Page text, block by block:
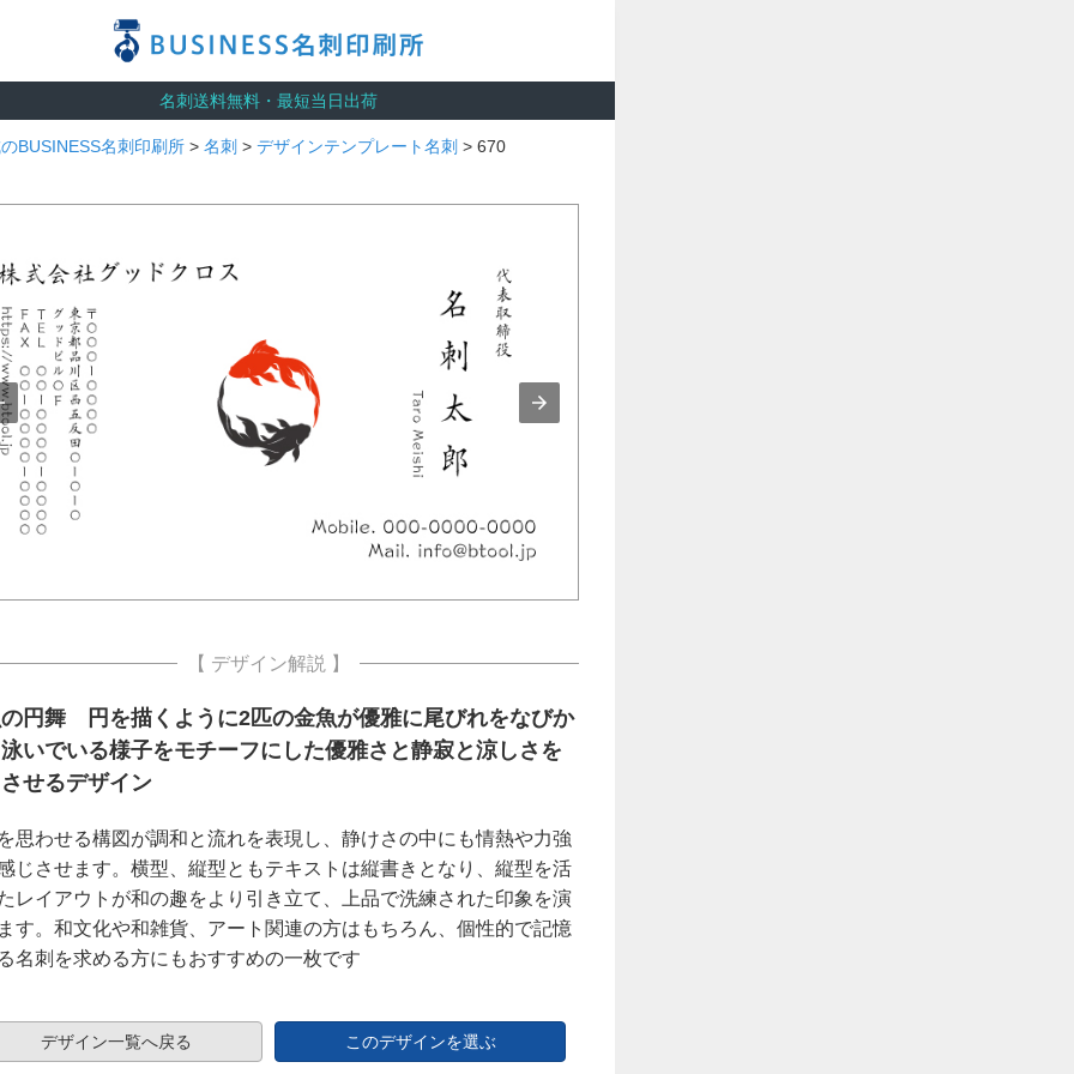
名刺送料無料・最短当日出荷
BUSINESS名刺印刷所 > 名刺 > デザインテンプレート名刺 > 670
【 デザイン解説 】
円舞 円を描くように2匹の金魚が優雅に尾びれをなびか
いでいる様子をモチーフにした優雅さと静寂と涼しさを
せるデザイン
思わせる構図が調和と流れを表現し、静けさの中にも情熱や力強
じさせます。横型、縦型ともテキストは縦書きとなり、縦型を活
レイアウトが和の趣をより引き立て、上品で洗練された印象を演
す。和文化や和雑貨、アート関連の方はもちろん、個性的で記憶
名刺を求める方にもおすすめの一枚です
デザイン一覧へ戻る このデザインを選ぶ